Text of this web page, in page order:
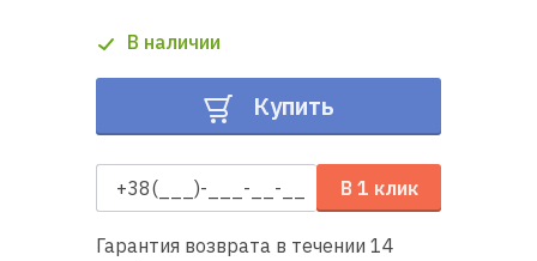
швейной
техники
Полезные
советы
В наличии
Купить
В 1 клик
Гарантия возврата в течении 14